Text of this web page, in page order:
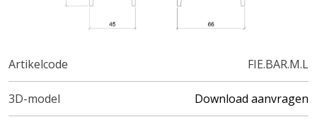
Artikelcode FIE.BAR.M.L
3D-model Download aanvragen